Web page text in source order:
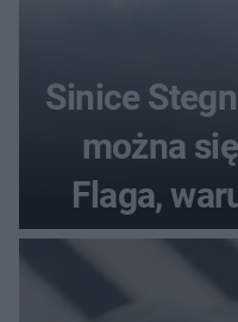
Sinice
można
Flaga,